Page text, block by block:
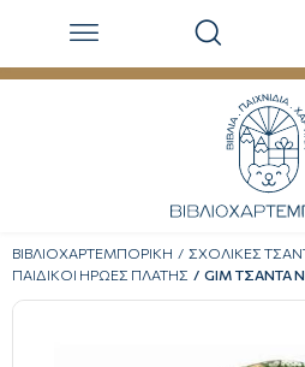
ΒΙΒΛΙΟΧΑΡΤΕΜΠΟΡΙΚΗ ΣΧΟΛΙΚΕΣ
ΠΑΙΔΙΚΟΙ ΗΡΩΕΣ ΠΛΑΤΗΣ
GIM ΤΣΑΝΤΑ